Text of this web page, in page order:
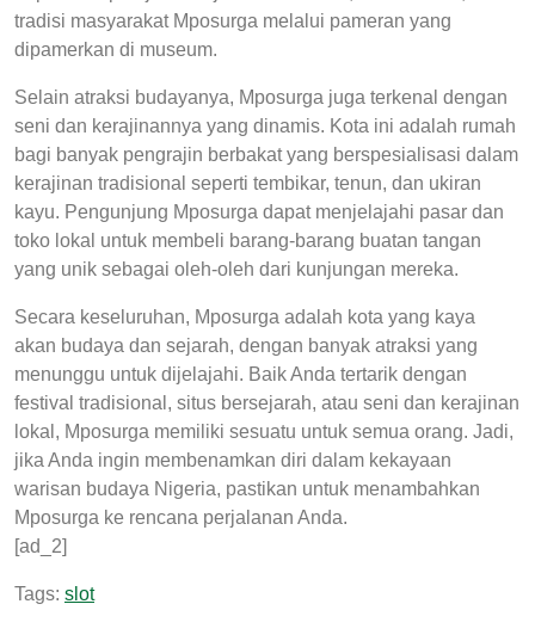
tradisi masyarakat Mposurga melalui pameran yang
dipamerkan di museum.
Selain atraksi budayanya, Mposurga juga terkenal dengan
seni dan kerajinannya yang dinamis. Kota ini adalah rumah
bagi banyak pengrajin berbakat yang berspesialisasi dalam
kerajinan tradisional seperti tembikar, tenun, dan ukiran
kayu. Pengunjung Mposurga dapat menjelajahi pasar dan
toko lokal untuk membeli barang-barang buatan tangan
yang unik sebagai oleh-oleh dari kunjungan mereka.
Secara keseluruhan, Mposurga adalah kota yang kaya
akan budaya dan sejarah, dengan banyak atraksi yang
menunggu untuk dijelajahi. Baik Anda tertarik dengan
festival tradisional, situs bersejarah, atau seni dan kerajinan
lokal, Mposurga memiliki sesuatu untuk semua orang. Jadi,
jika Anda ingin membenamkan diri dalam kekayaan
warisan budaya Nigeria, pastikan untuk menambahkan
Mposurga ke rencana perjalanan Anda.
[ad_2]
Tags: slot